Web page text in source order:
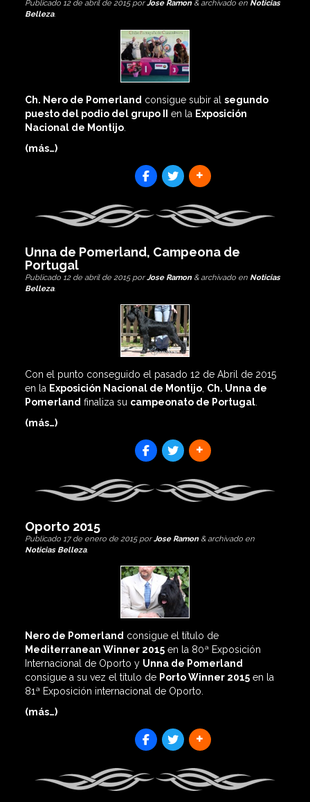
Publicado 12 de abril de 2015porJose Ramon &archivado en Noticias
Belleza.
Ch. Nero de Pomerland consigue subir al segundo
puesto del podio del grupo II en la Exposición
Nacional de Montijo.
(más…)
Unna de Pomerland, Campeona de
Portugal
Publicado 12 de abril de 2015porJose Ramon &archivado en Noticias
Belleza.
Con el punto conseguido el pasado 12 de Abril de 2015
en la Exposición Nacional de Montijo, Ch. Unna de
Pomerland finaliza su campeonato de Portugal.
(más…)
Oporto 2015
Publicado 17 de enero de 2015porJose Ramon &archivado en
Noticias Belleza.
Nero de Pomerland consigue el título de
Mediterranean Winner 2015en la 80ª Exposición
Internacional de Oporto y Unna de Pomerland
consigue a su vez el título de Porto Winner 2015en la
81ª Exposición internacional de Oporto.
(más…)